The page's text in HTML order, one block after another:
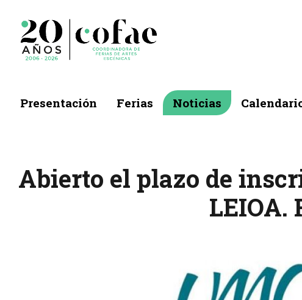
Presentación Ferias Noticias
Abierto el plazo de
LEIOA.